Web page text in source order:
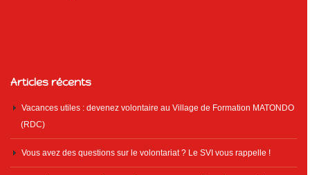
Articles récents
Vacances utiles : devenez volontaire au Village de Formation MATONDO
(RDC)
Vous avez des questions sur le volontariat ? Le SVI vous rappelle !